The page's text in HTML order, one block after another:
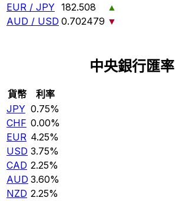
EUR / JPY 182.508
▲
AUD / USD 0.702479 ▼
中央銀行匯率
貨幣
利率
JPY 0.75%
CHF 0.00%
EUR 4.25%
USD 3.75%
CAD 2.25%
AUD 3.60%
NZD 2.25%